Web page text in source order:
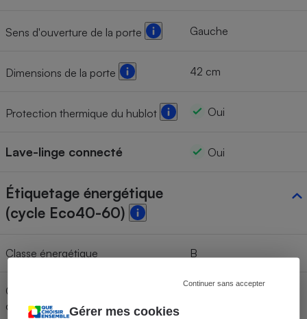
Gérer mes cookies
Continuer sans accepter
Sens d'ouverture de la porte Gauche
Dimensions de la porte 42 cm
Protection thermique du hublot Oui
Lave-linge connecté Oui
Étiquetage énergétique
(cycle Eco40-60)
Classe énergétique B
Consommation électrique pour 100
cycles